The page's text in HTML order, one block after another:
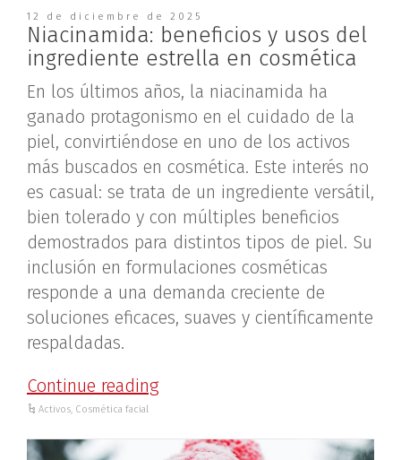
12 de diciembre de 2025
Niacinamida: beneficios y usos del
ingrediente estrella en cosmética
En los últimos años, la niacinamida ha
ganado protagonismo en el cuidado de la
piel, convirtiéndose en uno de los activos
más buscados en cosmética. Este interés no
es casual: se trata de un ingrediente versátil,
bien tolerado y con múltiples beneficios
demostrados para distintos tipos de piel. Su
inclusión en formulaciones cosméticas
responde a una demanda creciente de
soluciones eficaces, suaves y científicamente
respaldadas.
Continue reading
Activos, Cosmética facial